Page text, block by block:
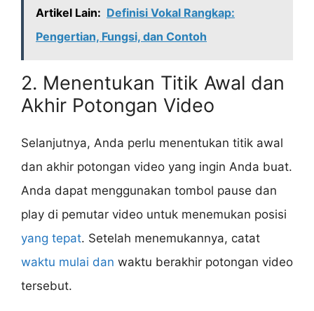
Artikel Lain: Definisi Vokal Rangkap:
Pengertian, Fungsi, dan Contoh
2. Menentukan Titik Awal dan
Akhir Potongan Video
Selanjutnya, Anda perlu menentukan titik awal
dan akhir potongan video yang ingin Anda buat.
Anda dapat menggunakan tombol pause dan
play di pemutar video untuk menemukan posisi
yang tepat. Setelah menemukannya, catat
waktu mulai dan waktu berakhir potongan video
tersebut.